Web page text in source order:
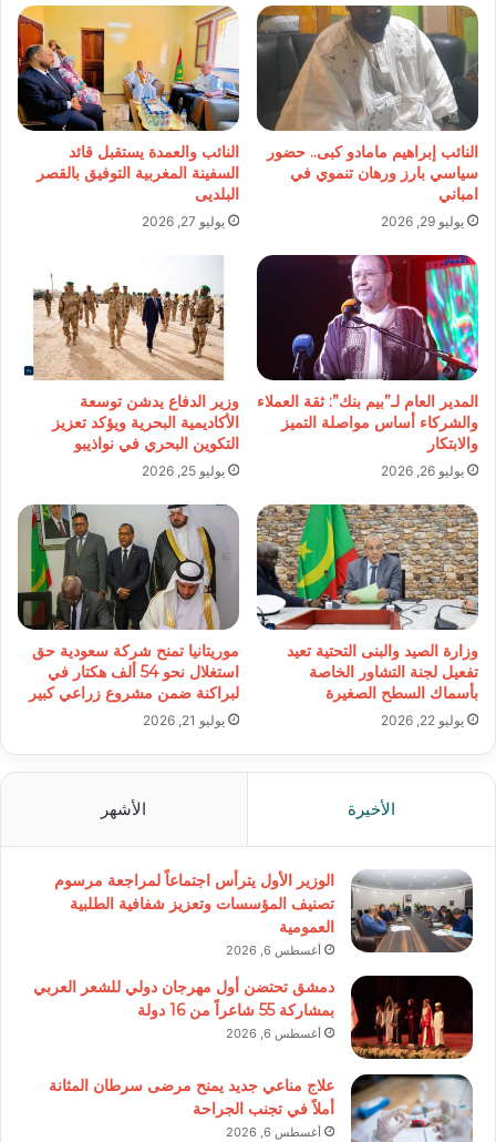
النائب إبراهيم مامادو كبى.. حضور
سياسي بارز ورهان تنموي في
امباني
يوليو 29, 2026
النائب والعمدة يستقبل قائد
السفينة المغربية التوفيق بالقصر
البلديى
يوليو 27, 2026
المدير العام لـ”بيم بنك”: ثقة العملاء
والشركاء أساس مواصلة التميز
والابتكار
يوليو 26, 2026
وزير الدفاع يدشن توسعة
الأكاديمية البحرية ويؤكد تعزيز
التكوين البحري في نواذيبو
يوليو 25, 2026
وزارة الصيد والبنى التحتية تعيد
تفعيل لجنة التشاور الخاصة
بأسماك السطح الصغيرة
يوليو 22, 2026
موريتانيا تمنح شركة سعودية حق
استغلال نحو 54 ألف هكتار في
لبراكنة ضمن مشروع زراعي كبير
يوليو 21, 2026
الأخيرة الأشهر
الوزير الأول يترأس اجتماعاً لمراجعة مرسوم
تصنيف المؤسسات وتعزيز شفافية الطلبية
العمومية
أغسطس 6, 2026
دمشق تحتضن أول مهرجان دولي للشعر العربي
بمشاركة 55 شاعراً من 16 دولة
أغسطس 6, 2026
علاج مناعي جديد يمنح مرضى سرطان المثانة
أملاً في تجنب الجراحة
أغسطس 6, 2026